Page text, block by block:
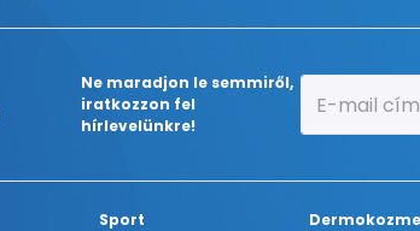
Ne maradjon le semmiről,
iratkozzon fel
hírlevelünkre!
Sport